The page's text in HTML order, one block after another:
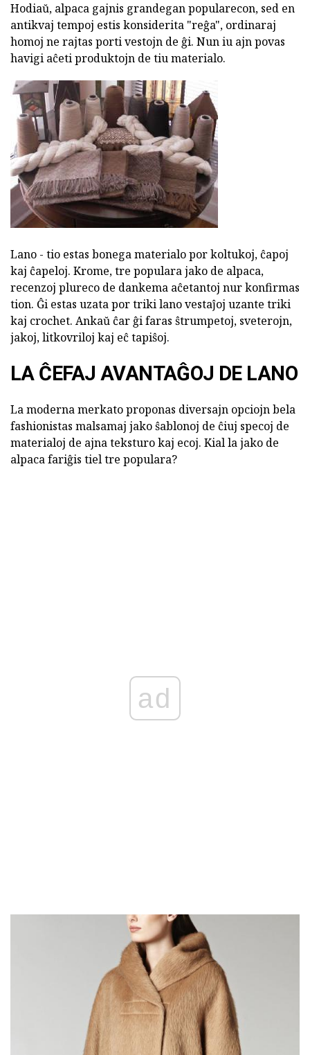
Hodiaŭ, alpaca gajnis grandegan popularecon, sed en
antikvaj tempoj estis konsiderita "reĝa", ordinaraj
homoj ne rajtas porti vestojn de ĝi. Nun iu ajn povas
havigi aĉeti produktojn de tiu materialo.
Lano - tio estas bonega materialo por koltukoj, ĉapoj
kaj ĉapeloj. Krome, tre populara jako de alpaca,
recenzoj plureco de dankema aĉetantoj nur konfirmas
tion. Ĝi estas uzata por triki lano vestaĵoj uzante triki
kaj crochet. Ankaŭ ĉar ĝi faras ŝtrumpetoj, sveterojn,
jakoj, litkovriloj kaj eĉ tapiŝoj.
LA ĈEFAJ AVANTAĜOJ DE LANO
La moderna merkato proponas diversajn opciojn bela
fashionistas malsamaj jako ŝablonoj de ĉiuj specoj de
materialoj de ajna teksturo kaj ecoj. Kial la jako de
alpaca fariĝis tiel tre populara?
ad